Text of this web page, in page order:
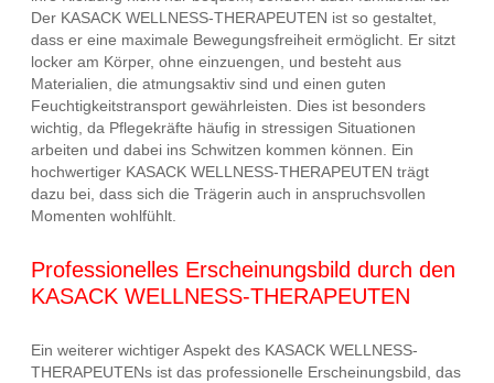
Der KASACK WELLNESS-THERAPEUTEN ist so gestaltet,
dass er eine maximale Bewegungsfreiheit ermöglicht. Er sitzt
locker am Körper, ohne einzuengen, und besteht aus
Materialien, die atmungsaktiv sind und einen guten
Feuchtigkeitstransport gewährleisten. Dies ist besonders
wichtig, da Pflegekräfte häufig in stressigen Situationen
arbeiten und dabei ins Schwitzen kommen können. Ein
hochwertiger KASACK WELLNESS-THERAPEUTEN trägt
dazu bei, dass sich die Trägerin auch in anspruchsvollen
Momenten wohlfühlt.
Professionelles Erscheinungsbild durch den
KASACK WELLNESS-THERAPEUTEN
Ein weiterer wichtiger Aspekt des KASACK WELLNESS-
THERAPEUTENs ist das professionelle Erscheinungsbild, das